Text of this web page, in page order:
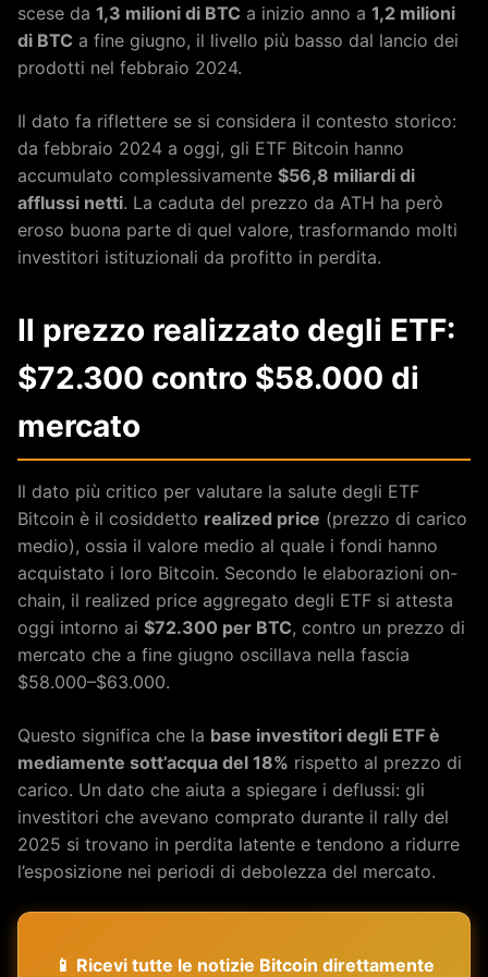
scese da 1,3 milioni di BTC a inizio anno a 1,2 milioni
di BTC a fine giugno, il livello più basso dal lancio dei
prodotti nel febbraio 2024.
Il dato fa riflettere se si considera il contesto storico:
da febbraio 2024 a oggi, gli ETF Bitcoin hanno
accumulato complessivamente $56,8 miliardi di
afflussi netti. La caduta del prezzo da ATH ha però
eroso buona parte di quel valore, trasformando molti
investitori istituzionali da profitto in perdita.
Il prezzo realizzato degli ETF:
$72.300 contro $58.000 di
mercato
Il dato più critico per valutare la salute degli ETF
Bitcoin è il cosiddetto realized price (prezzo di carico
medio), ossia il valore medio al quale i fondi hanno
acquistato i loro Bitcoin. Secondo le elaborazioni on-
chain, il realized price aggregato degli ETF si attesta
oggi intorno ai $72.300 per BTC, contro un prezzo di
mercato che a fine giugno oscillava nella fascia
$58.000–$63.000.
Questo significa che la base investitori degli ETF è
mediamente sott’acqua del 18% rispetto al prezzo di
carico. Un dato che aiuta a spiegare i deflussi: gli
investitori che avevano comprato durante il rally del
2025 si trovano in perdita latente e tendono a ridurre
l’esposizione nei periodi di debolezza del mercato.
📱 Ricevi tutte le notizie Bitcoin direttamente